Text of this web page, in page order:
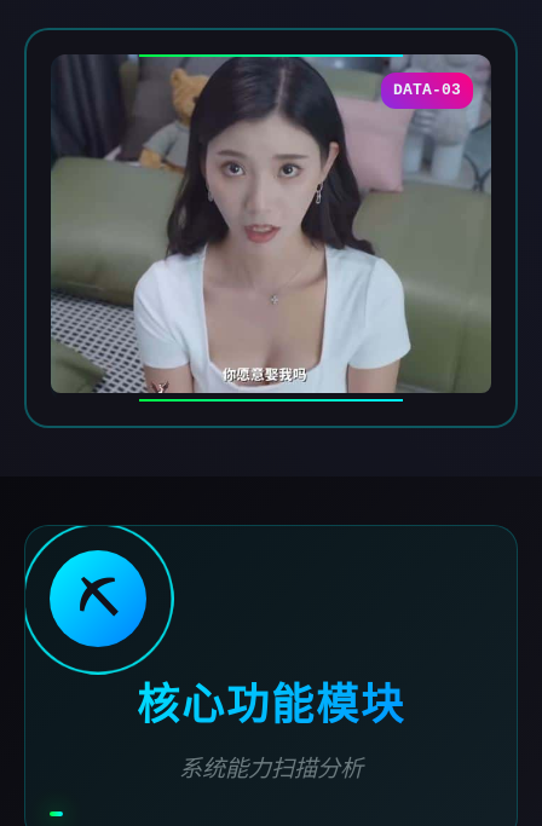
DATA-03
⛏️
核心功能模块
系统能力扫描分析